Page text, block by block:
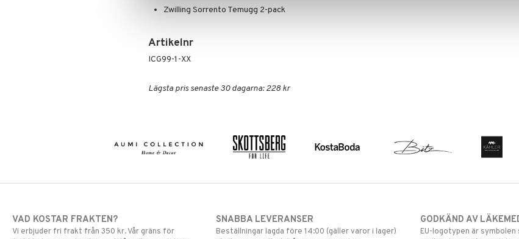
Zwilling Sorrento Temugg 2-pack
Artikelnr
ICG99-1-XX
Lägsta pris senaste 30 dagarna: 228 kr
VAD KOSTAR FRAKTEN?
Vi erbjuder fri frakt från 350 kr. Vår gräns för
SNABBA LEVERANSER
Beställningar lagda före 14:00 (gäller varor i lager)
GODKÄND AV
EU-logotypen är